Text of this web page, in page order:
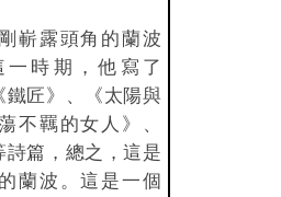
嶄露頭角的蘭波
一時期，他寫了
鐵匠》、《太陽與
不羈的女人》、
詩篇，總之，這是
蘭波。這是一個